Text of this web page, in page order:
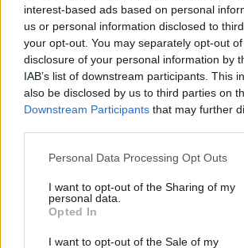
interest-based ads based on personal
us or personal information disclosed to
your opt-out. You may separately opt-out
disclosure of your personal information by
IAB’s list of downstream participants. This
also be disclosed by us to third parties on
Downstream Participants that may further
Please note that this website/app uses one
not limited to your visit or usage behaviour.
grant or deny consent to Google and its
use your data for below specified purposes
consent section.
Personal Data Processing Opt Outs
I want to opt-out of the Sharing of my
personal data.
Opted In
I want to opt-out of the Sale of my
FLASH FOCUS